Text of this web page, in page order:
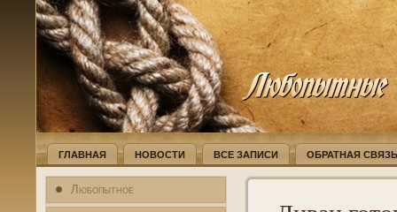
ГЛАВНАЯ НОВОСТИ ВСЕ ЗАПИСИ ОБРАТНАЯ СВЯЗЬ
Любопытное